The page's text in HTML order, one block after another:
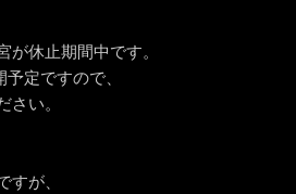
休止期間中です。
定ですので、
い。
が、